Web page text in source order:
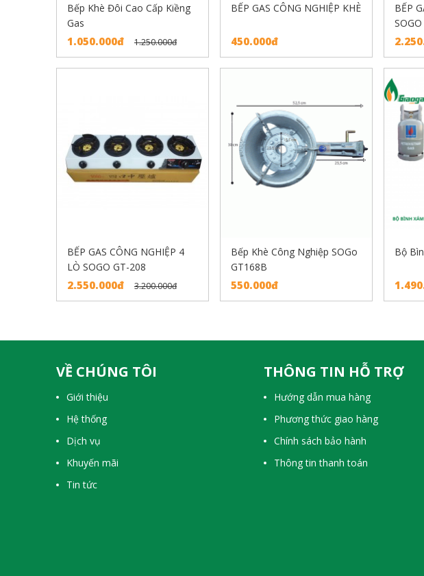
Bếp Khè Đôi Cao Cấp Kiềng
Gas
1.050.000đ 1.250.000đ
BẾP GAS CÔNG NGHIỆP KHÈ
450.000đ
BẾP
BẾP GAS CÔNG NGHIỆP 4
LÒ SOGO GT-208
2.550.000đ 3.200.000đ
Bếp Khè Công Nghiệp SOGo
GT168B
550.000đ
VỀ CHÚNG TÔI
Giới thiệu
Hệ thống
Dịch vụ
Khuyến mãi
Tin tức
THÔNG TIN HỖ TRỢ
Hướng dẫn mua hàng
Phương thức giao hàng
Chính sách bảo hành
Thông tin thanh toán